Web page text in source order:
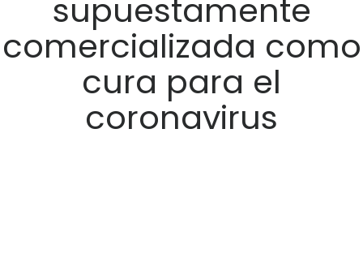
supuestamente
comercializada como
cura para el
coronavirus